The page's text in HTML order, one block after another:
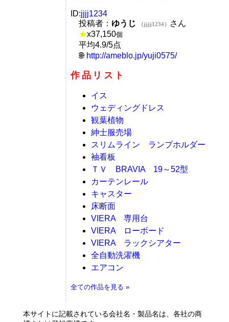
ID:jjjj1234
投稿者： ゆうじ （jjjj1234）
さん
★x37,150個
平均4.9/5点
http://ameblo.jp/yuji0575/
作品リスト
イス
ウェディングドレス
観葉植物
紳士服売場
スリムライン ランプホルダー
袖看板
ＴＶ BRAVIA 19～52型
カーテンレール
キャスター
床断面
VIERA 専用台
VIERA ローボード
VIERA ラックシアター
全自動洗濯機
エアコン
全ての作品を見る »
本サイトに記載されている会社名・製品名は、各社の商